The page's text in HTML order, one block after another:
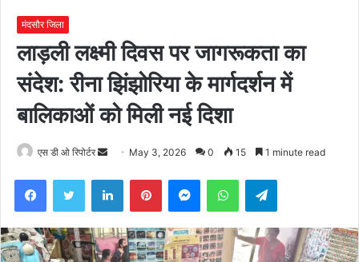
मंदसौर जिला
लाड़ली लक्ष्मी दिवस पर जागरूकता का
संदेश: रीना झिंझोरिया के मार्गदर्शन में
बालिकाओं को मिली नई दिशा
एस डी ओ रिपोर्टर
Send May 3, 2026 0 15 1 minute read
FacebookTwitter LinkedInPinterestMessengerWhatsAppTelegram